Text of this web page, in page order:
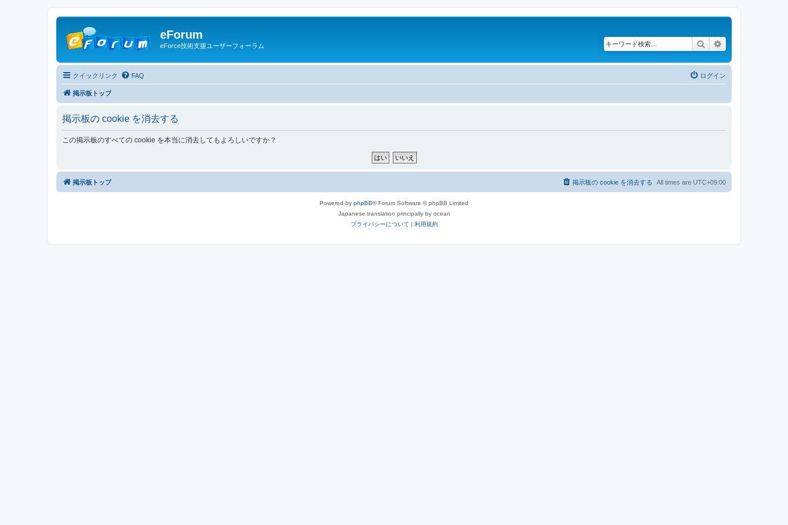
eForum
eForce技術支援ユーザーフォーラム 検索
クイックリンク FAQ ログイン
掲示板トップ
掲示板の cookie を消去する
この掲示板のすべての cookie を本当に消去してもよろしいですか？
掲示板トップ All times are UTC+09:00
掲示板の cookie を消去する
Powered by phpBB® Forum Software © phpBB Limited
Japanese translation principally by ocean
プライバシーについて | 利用規約